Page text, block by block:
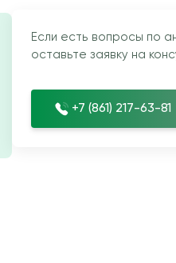
Если есть вопросы по
оставьте заявку на
+7 (861) 217-63-81